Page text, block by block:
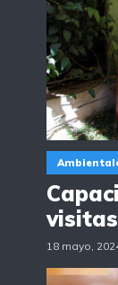
18 mayo,